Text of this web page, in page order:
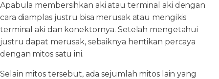
Apabula membersihkan aki atau terminal aki dengan
cara diamplas justru bisa merusak atau mengikis
terminal aki dan konektornya. Setelah mengetahui
justru dapat merusak, sebaiknya hentikan percaya
dengan mitos satu ini.
Selain mitos tersebut, ada sejumlah mitos lain yang